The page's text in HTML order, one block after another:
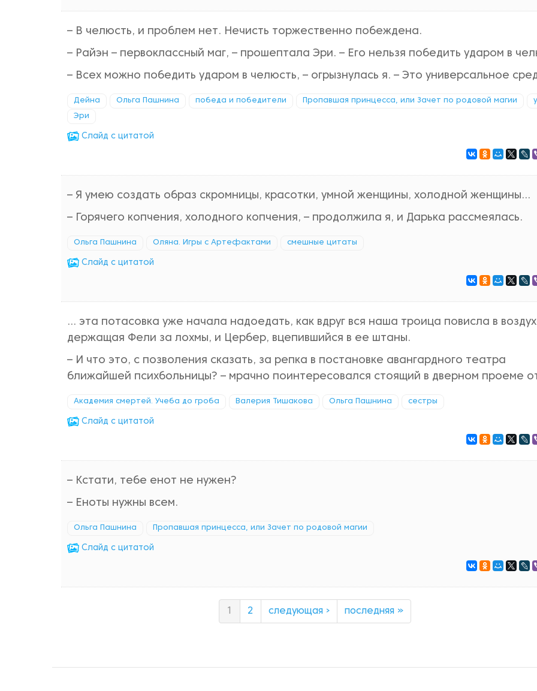
– В челюсть, и проблем нет. Нечисть торжественно побеждена.
– Райэн – первоклассный маг, – прошептала Эри. – Его нельзя победить ударом в
– Всех можно победить ударом в челюсть, – огрызнулась я. – Это универсальное
Дейна Ольга Пашнина победа и победители Пропавшая принцесса, или Зачет по родовой магии
Эри
Cлайд с цитатой
– Я умею создать образ скромницы, красотки, умной женщины, холодной женщины…
– Горячего копчения, холодного копчения, – продолжила я, и Дарька рассмеялась.
Ольга Пашнина Оляна. Игры с Артефактами смешные цитаты
Cлайд с цитатой
... эта потасовка уже начала надоедать, как вдруг вся наша троица повисла в
держащая Фели за лохмы, и Цербер, вцепившийся в ее штаны.
– И что это, с позволения сказать, за репка в постановке авангардного театра
ближайшей психбольницы? – мрачно поинтересовался стоящий в дверном проеме
Академия смертей. Учеба до гроба Валерия Тишакова Ольга Пашнина сестры
Cлайд с цитатой
– Кстати, тебе енот не нужен?
– Еноты нужны всем.
Ольга Пашнина Пропавшая принцесса, или Зачет по родовой магии
Cлайд с цитатой
2 следующая › последняя »